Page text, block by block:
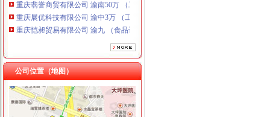
重庆展优科技有限公司 渝中3万 （工商注册）
重庆恺昶贸易有限公司 渝九 （食品许可证）
重庆同济汽车设计有限公司 渝江25万 （工商注册）
重庆科发表面处理有限责任公司 渝北800万 （进出口权）
重庆德谋生产力促进中心有限公司 渝大10万 （工商注册）
川思博机械有限责任公司重庆分公司 渝江 （工商注册）
公司位置（地图）